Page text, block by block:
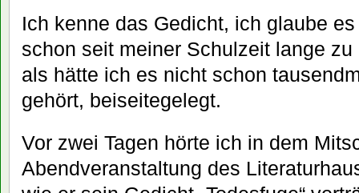
Ich kenne das Gedicht, ich glaube
schon seit meiner Schulzeit lange
als hätte ich es nicht schon
gehört, beiseitegelegt.
Vor zwei Tagen hörte ich in dem
Abendveranstaltung des